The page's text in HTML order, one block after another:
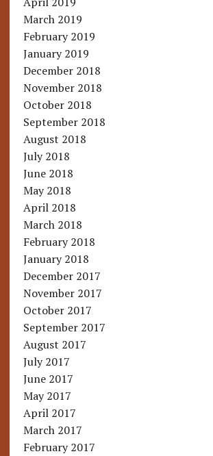
March 2019
February 2019
January 2019
December 2018
November 2018
October 2018
September 2018
August 2018
July 2018
June 2018
May 2018
April 2018
March 2018
February 2018
January 2018
December 2017
November 2017
October 2017
September 2017
August 2017
July 2017
June 2017
May 2017
April 2017
March 2017
February 2017